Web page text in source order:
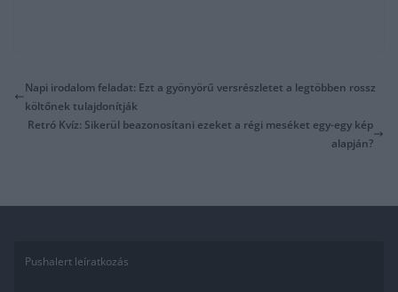
Napi irodalom feladat: Ezt a gyönyörű versrészletet a legtöbben rossz
költőnek tulajdonítják
Retró Kvíz: Sikerül beazonosítani ezeket a régi meséket egy-egy kép
alapján?
Pushalert leíratkozás